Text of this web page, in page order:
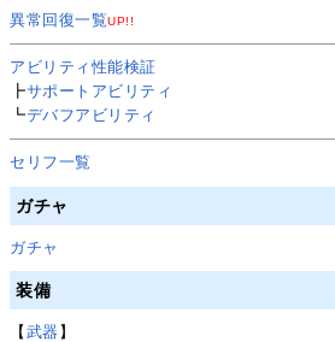
異常回復一覧UP!!
アビリティ性能検証
┣サポートアビリティ
┗デバフアビリティ
セリフ一覧
ガチャ
ガチャ
装備
【 武器 】